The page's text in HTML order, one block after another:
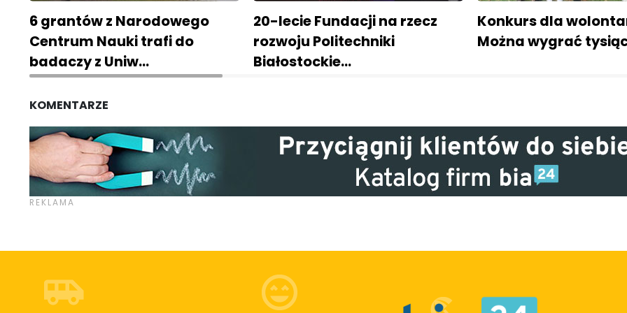
6 grantów z Narodowego
Centrum Nauki trafi do
badaczy z Uniw…
20-lecie Fundacji na rzecz
rozwoju Politechniki
Białostockie…
Konkurs dla
Można wygrać
KOMENTARZE